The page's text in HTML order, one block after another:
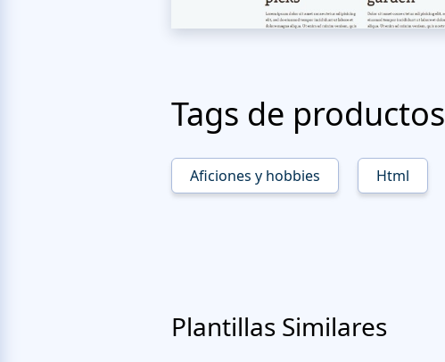
Tags de productos
Aficiones y hobbies Html
Plantillas Similares